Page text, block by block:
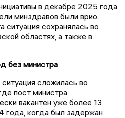
в декабре 2025 года
минздравов были врио.
сохранялась во
областях, а также в
без министра
сложилась во
пост министра
вакантен уже более 13
года, когда был задержан